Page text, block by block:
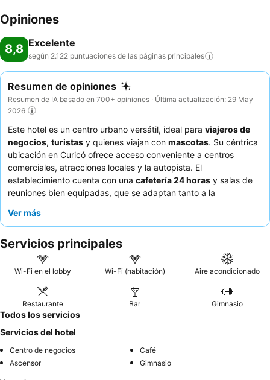
Opiniones
8,8 Excelente
según 2.122 puntuaciones de las páginas principales
Resumen de opiniones
Resumen de IA basado en 700+ opiniones · Última actualización: 29 May
2026
Este hotel es un centro urbano versátil, ideal para viajeros de
negocios, turistas y quienes viajan con mascotas. Su céntrica
ubicación en Curicó ofrece acceso conveniente a centros
comerciales, atracciones locales y la autopista. El
establecimiento cuenta con una cafetería 24 horas y salas de
reuniones bien equipadas, que se adaptan tanto a la
constantemente al
el restaurante del hotel. Para una experiencia más tranquila, los
huéspedes deben solicitar una habitación que no dé a la calle
principal.
Ver más
Servicios principales
Wi-Fi en el lobby Wi-Fi (habitación) Aire acondicionado
Restaurante Bar Gimnasio
Todos los servicios
Servicios del hotel
Centro de negocios
Café
Ascensor
Gimnasio